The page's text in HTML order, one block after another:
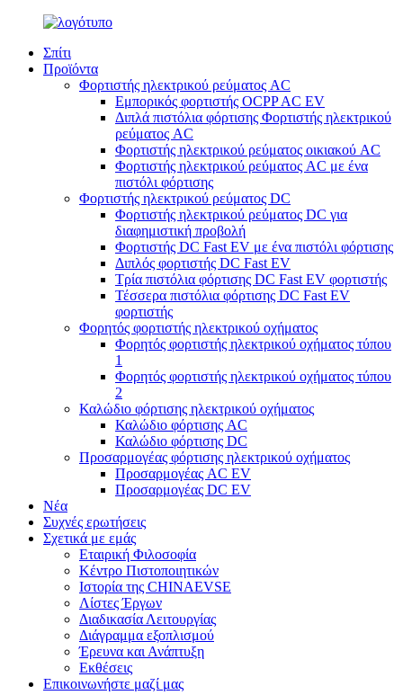
Σπίτι
Προϊόντα
Φορτιστής ηλεκτρικού ρεύματος AC
Εμπορικός φορτιστής OCPP AC EV
Διπλά πιστόλια φόρτισης Φορτιστής ηλεκτρικού
ρεύματος AC
Φορτιστής ηλεκτρικού ρεύματος οικιακού AC
Φορτιστής ηλεκτρικού ρεύματος AC με ένα
πιστόλι φόρτισης
Φορτιστής ηλεκτρικού ρεύματος DC
Φορτιστής ηλεκτρικού ρεύματος DC για
διαφημιστική προβολή
Φορτιστής DC Fast EV με ένα πιστόλι φόρτισης
Διπλός φορτιστής DC Fast EV
Τρία πιστόλια φόρτισης DC Fast EV φορτιστής
Τέσσερα πιστόλια φόρτισης DC Fast EV
φορτιστής
Φορητός φορτιστής ηλεκτρικού οχήματος
Φορητός φορτιστής ηλεκτρικού οχήματος τύπου
1
Φορητός φορτιστής ηλεκτρικού οχήματος τύπου
2
Καλώδιο φόρτισης ηλεκτρικού οχήματος
Καλώδιο φόρτισης AC
Καλώδιο φόρτισης DC
Προσαρμογέας φόρτισης ηλεκτρικού οχήματος
Προσαρμογέας AC EV
Προσαρμογέας DC EV
Νέα
Συχνές ερωτήσεις
Σχετικά με εμάς
Εταιρική Φιλοσοφία
Κέντρο Πιστοποιητικών
Ιστορία της CHINAEVSE
Λίστες Έργων
Διαδικασία Λειτουργίας
Διάγραμμα εξοπλισμού
Έρευνα και Ανάπτυξη
Εκθέσεις
Επικοινωνήστε μαζί μας